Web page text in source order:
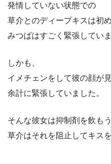
発情していない状態での
草介とのディープキスは初
みつばはすごく緊張していま
しかも、
イメチェンをして彼の顔が
余計に緊張していました。
そんな彼女は抑制剤を飲も
草介はそれを阻止してキス